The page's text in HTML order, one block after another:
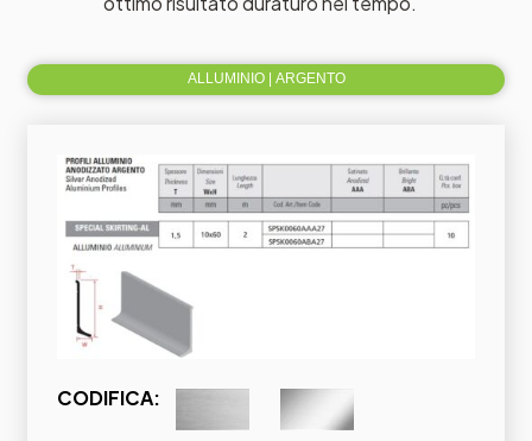
ALLUMINIO | ARGENTO
CODIFICA: